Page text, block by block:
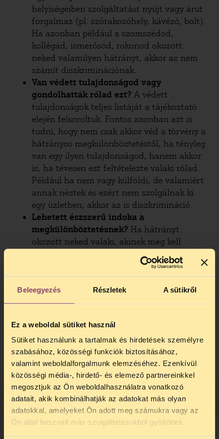
Beleegyezés Részletek A sütikről
Ez a weboldal sütiket használ
Sütiket használunk a tartalmak és hirdetések személyre
szabásához, közösségi funkciók biztosításához,
valamint weboldalforgalmunk elemzéséhez. Ezenkívül
közösségi média-, hirdető- és elemező partnereinkkel
megosztjuk az Ön weboldalhasználatra vonatkozó
adatait, akik kombinálhatják az adatokat más olyan
adatokkal, amelyeket Ön adott meg számukra vagy az
Ön által használt más szolgáltatásokból gyűjtöttek.
helyiségeiben szolgáltatást nyújt vagy árut
forgalmaz (pl. szórakozóhely, kávézó, bolt).
Ha azonban például a szomszédod,
kollégád, ismerősöd, rokonod okozott
neked valamilyen hátrányt, akkor az nem
számít diszkriminációnak.
Van védett tulajdonságod vagy
gondolhatták rólad ezt? A védett
tulajdonságok teljes listáját a tájékoztató
elején felsoroltuk. Fontos azonban azt is
tudni, hogy nem csak akkor véd a törvény a
hátrányos megkülönböztetéstől, ha tényleg
van egy ilyen tulajdonságod, hanem akkor
is, ha tévesen ezt feltételezte valaki rólad.
Például ha nem vagy külföldi, de valamiért
annak néztek és ezért nem szolgálnak ki
egy üzletben, akkor az is diszkrimináció.
Lehetett észszerű indoka a
megkülönböztetésnek? Ha hátrányt
okozott neked valaki, akinek meg kell
tartania az egyenlő bánásmód
követelményét, és van védett
tulajdonságod is, akkor meg kell nézni,
hogy ez tárgyilagos mérlegelés alapján
észszerű volt-e. Ha például olyan
meg a szükséges végzettséged, és ezért
nem vettek fel, akkor az nem
diszkrimináció.
MIT TEHETEK, HA DISZKRIMINÁLTAK?
Ha a fenti szempontok alapján úgy érzed,
TELEFONOS JOGSEGÉLY
SZÜNET!